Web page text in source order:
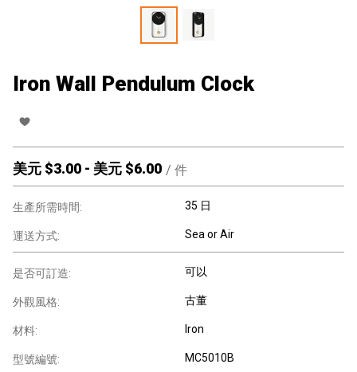
Iron Wall Pendulum Clock
美元 $3.00 - 美元 $6.00 / 件
生產所需時間: 35 日
運送方式: Sea or Air
是否可訂造: 可以
外觀風格: 古董
材料: Iron
型號編號: MC5010B